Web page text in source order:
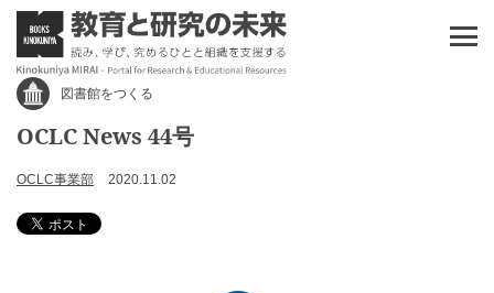
図書館をつくる
OCLC News 44号
OCLC事業部 2020.11.02